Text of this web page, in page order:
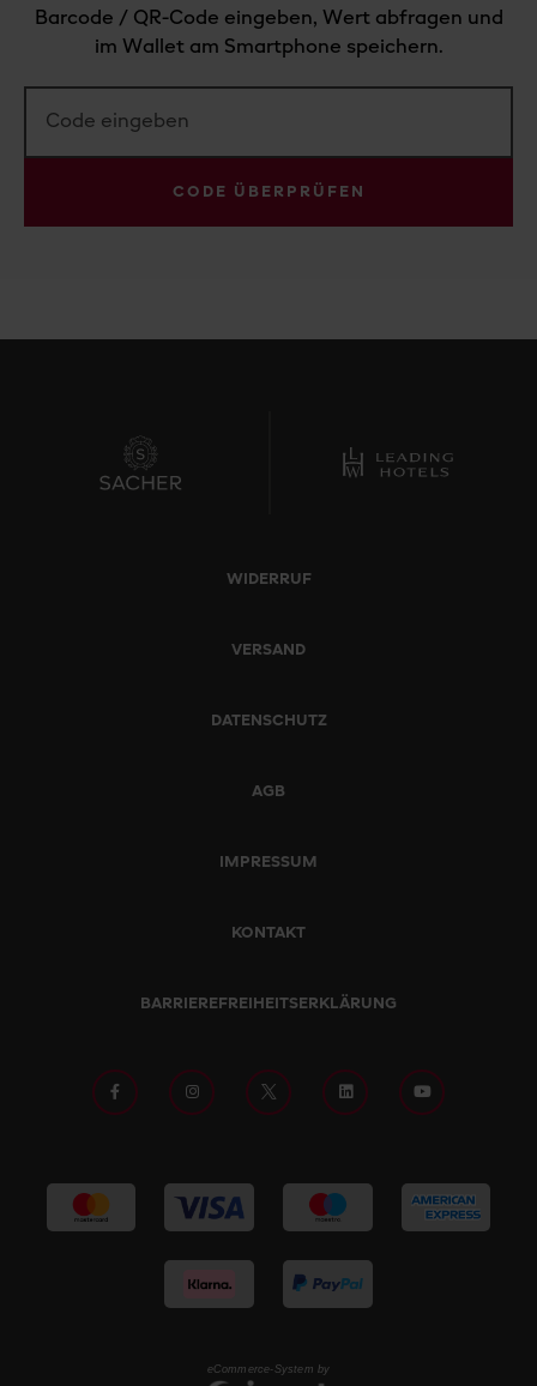
Barcode / QR-Code eingeben, Wert abfragen und
im Wallet am Smartphone speichern.
CODE ÜBERPRÜFEN
WIDERRUF
VERSAND
DATENSCHUTZ
AGB
IMPRESSUM
KONTAKT
BARRIEREFREIHEITSERKLÄRUNG
eCommerce-System by